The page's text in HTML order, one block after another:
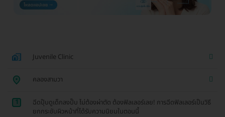
Juvenile Clinic
คลองสามวา
1
ฉีดปุ๊บดูเด็กลงปั๊บ ไม่ต้องผ่าตัด ต้องฟิลเลอร์เลย! การฉีดฟิลเลอร์เป็นวิธี
ยกกระชับผิวหน้าที่ได้รับความนิยมในตอนนี้